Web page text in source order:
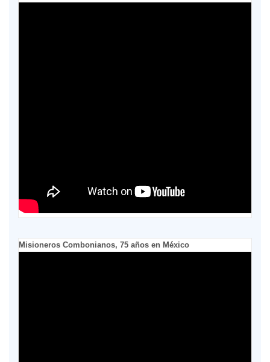
Misioneros Combonianos, 75 años en México